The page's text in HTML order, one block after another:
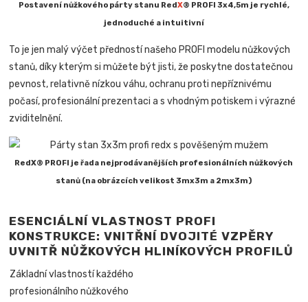
Postavení nůžkového párty stanu Red X® PROFI 3x4,5m je rychlé,
jednoduché a intuitivní
To je jen malý výčet předností našeho PROFI modelu nůžkových
stanů, díky kterým si můžete být jisti, že poskytne dostatečnou
pevnost, relativně nízkou váhu, ochranu proti nepříznivému
počasí, profesionální prezentaci a s vhodným potiskem i výrazné
zviditelnění.
RedX® PROFI je řada nejprodávanějších profesionálních nůžkových
stanů (na obrázcích velikost 3mx3m a 2mx3m)
ESENCIÁLNÍ VLASTNOST PROFI
KONSTRUKCE: VNITŘNÍ DVOJITÉ VZPĚRY
UVNITŘ NŮŽKOVÝCH HLINÍKOVÝCH PROFILŮ
Základní vlastností každého
profesionálního nůžkového